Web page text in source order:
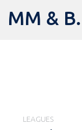
MM &
LEAGUES